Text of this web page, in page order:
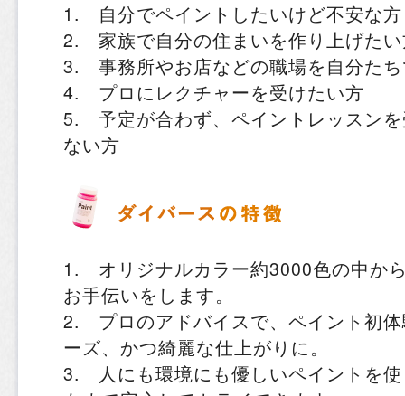
1. 自分でペイントしたいけど不安な方
2. 家族で自分の住まいを作り上げた
3. 事務所やお店などの職場を自分た
4. プロにレクチャーを受けたい方
5. 予定が合わず、ペイントレッスン
ない方
1. オリジナルカラー約3000色の中か
お手伝いをします。
2. プロのアドバイスで、ペイント初
ーズ、かつ綺麗な仕上がりに。
3. 人にも環境にも優しいペイントを